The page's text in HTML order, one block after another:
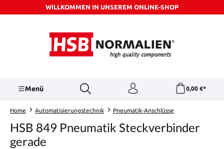
Zum Hauptinhalt springenWILLKOMMEN IN UNSEREM ONLINE-SHOP
Menü 0,00 €*
Home Automatisierungstechnik Pneumatik-Anschlüsse
HSB 849 Pneumatik Steckverbinder
gerade